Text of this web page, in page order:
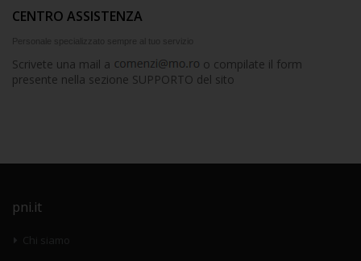
CENTRO ASSISTENZA
Personale specializzato sempre al tuo servizio
Scrivete una mail a
o compilate il form
presente nella sezione SUPPORTO del sito
pni.it
Chi siamo